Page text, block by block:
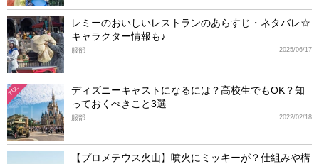
レミーのおいしいレストランのあらすじ・ネタバレ☆
キャラクター情報も♪
2025/06/17
服部
TDL
ディズニーキャストになるには？高校生でもOK？知
っておくべきこと3選
2022/02/18
服部
【プロメテウス火山】噴火にミッキーが？仕組みや構